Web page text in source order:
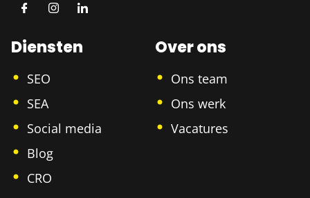
Diensten
SEO
SEA
Social media
Blog
CRO
Over ons
Ons team
Ons werk
Vacatures